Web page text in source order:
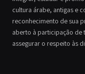
cultura árabe, antigas e
reconhecimento de sua
aberto à participação de
assegurar o respeito às